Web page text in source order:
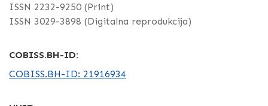
ISSN 2232-9250 (Print)
ISSN 3029-3898 (Digitalna reprodukcija)
COBISS.BH-ID:
COBISS.BH-ID: 21916934